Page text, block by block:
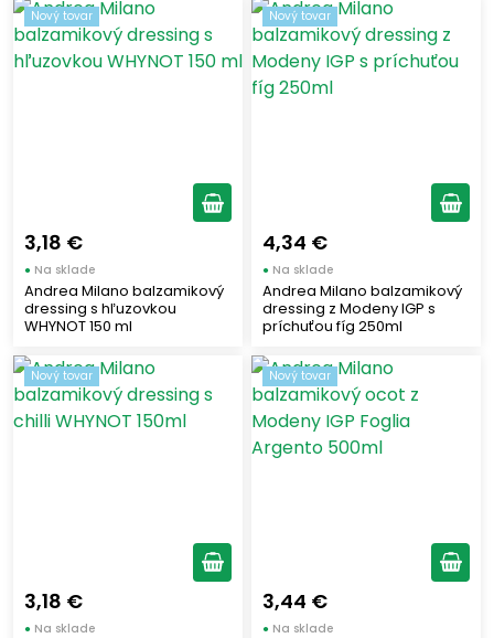
Nový tovar
3,18 €
● Na sklade
Andrea Milano balzamikový
dressing s hľuzovkou
WHYNOT 150 ml
Nový tovar
4,34 €
● Na sklade
Andrea Milano balzamikový
dressing z Modeny IGP s
príchuťou fíg 250ml
Nový tovar
3,18 €
● Na sklade
Nový tovar
3,44 €
● Na sklade